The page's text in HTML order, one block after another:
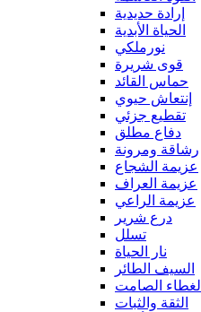
إرادة حديدية
الحياة الأبدية
نورملكي
قوى شريرة
حماس القائد
إنتعاش حيوي
تقطيع جزئي
دفاع مطلق
رشاقة ومرونة
عزيمة الشجاع
عزيمة العراف
عزيمة الراعي
درع شرير
تسلل
نار الحياة
السيف الطائر
الغطاء الصامت
الثقة والثبات